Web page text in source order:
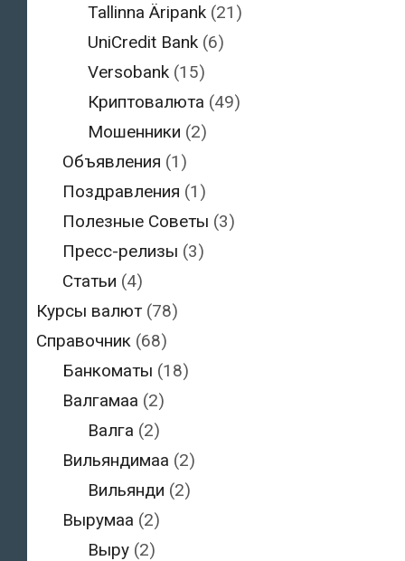
Tallinna Äripank (21)
UniCredit Bank (6)
Versobank (15)
Криптовалюта (49)
Мошенники (2)
Объявления (1)
Поздравления (1)
Полезные Советы (3)
Пресс-релизы (3)
Статьи (4)
Курсы валют (78)
Справочник (68)
Банкоматы (18)
Валгамаа (2)
Валга (2)
Вильяндимаа (2)
Вильянди (2)
Вырумаа (2)
Выру (2)